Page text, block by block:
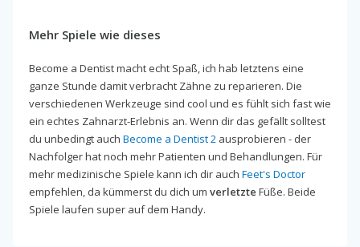
Mehr Spiele wie dieses
Become a Dentist macht echt Spaß, ich hab letztens eine
ganze Stunde damit verbracht Zähne zu reparieren. Die
verschiedenen Werkzeuge sind cool und es fühlt sich fast wie
ein echtes Zahnarzt-Erlebnis an. Wenn dir das gefällt solltest
du unbedingt auch Become a Dentist 2 ausprobieren - der
Nachfolger hat noch mehr Patienten und Behandlungen. Für
mehr medizinische Spiele kann ich dir auch Feet's Doctor
empfehlen, da kümmerst du dich um verletzte Füße. Beide
Spiele laufen super auf dem Handy.